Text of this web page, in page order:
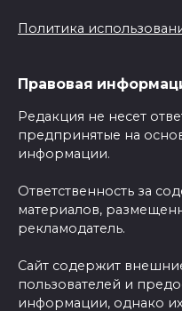
Политика
Правовая
Редакция не несет
предпринятые на
информации.
Ответственность за
материалов,
рекламодатель.
Сайт содержит
пользователей и
информации, однако